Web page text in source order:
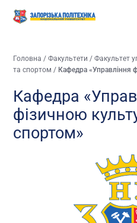
Головна /Факультети /Факультет
та спортом / Кафедра «Управління
Кафедра
фізичною
спортом»